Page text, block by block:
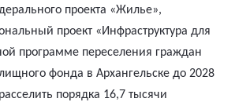
проекта «Жилье»,
проект «Инфраструктура для
программе переселения граждан
фонда в Архангельске до 2028
порядка 16,7 тысячи